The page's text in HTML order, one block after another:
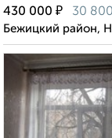
430 000 ₽ 30 800
Бежицкий район,